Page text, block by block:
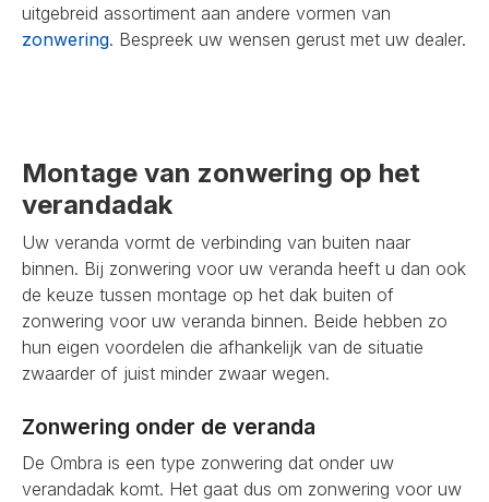
uitgebreid assortiment aan andere vormen van
zonwering. Bespreek uw wensen gerust met uw dealer.
Montage van zonwering op het
verandadak
Uw veranda vormt de verbinding van buiten naar
binnen. Bij zonwering voor uw veranda heeft u dan ook
de keuze tussen montage op het dak buiten of
zonwering voor uw veranda binnen. Beide hebben zo
hun eigen voordelen die afhankelijk van de situatie
zwaarder of juist minder zwaar wegen.
Zonwering onder de veranda
De Ombra is een type zonwering dat onder uw
verandadak komt. Het gaat dus om zonwering voor uw